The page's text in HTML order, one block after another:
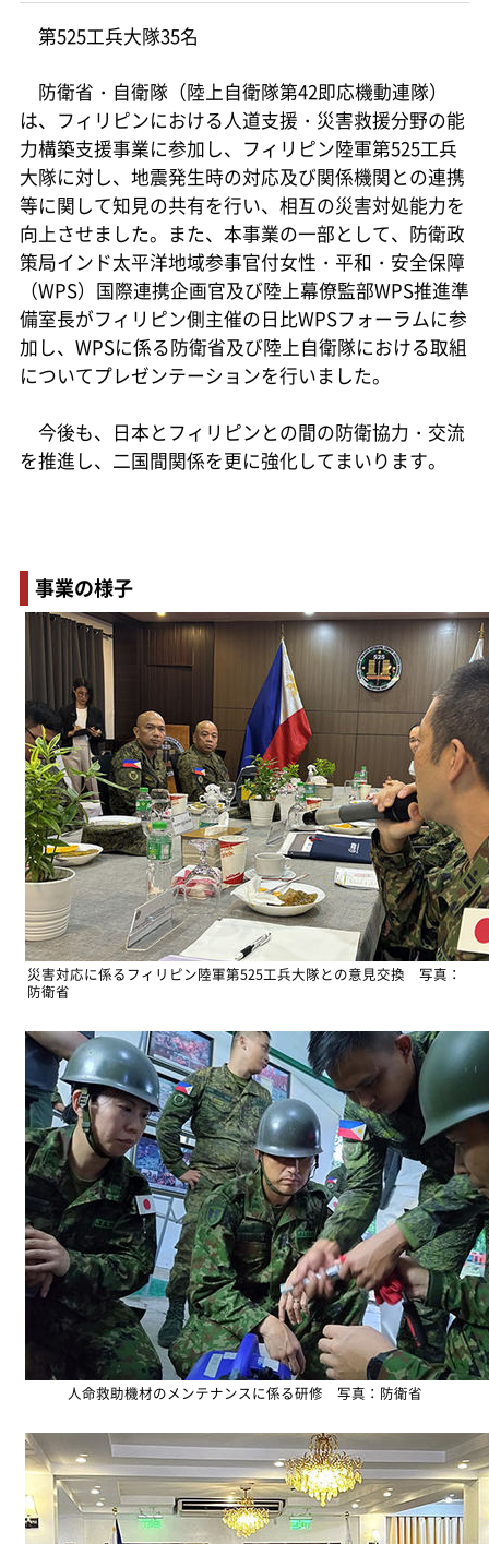
第525工兵大隊35名
防衛省・自衛隊（陸上自衛隊第42即応機動連隊）
は、フィリピンにおける人道支援・災害救援分野の能
力構築支援事業に参加し、フィリピン陸軍第525工兵
大隊に対し、地震発生時の対応及び関係機関との連携
等に関して知見の共有を行い、相互の災害対処能力を
向上させました。また、本事業の一部として、防衛政
策局インド太平洋地域参事官付女性・平和・安全保障
（WPS）国際連携企画官及び陸上幕僚監部WPS推進準
備室長がフィリピン側主催の日比WPSフォーラムに参
加し、WPSに係る防衛省及び陸上自衛隊における取組
についてプレゼンテーションを行いました。
今後も、日本とフィリピンとの間の防衛協力・交流
を推進し、二国間関係を更に強化してまいります。
事業の様子
災害対応に係るフィリピン陸軍第525工兵大隊との意見交換 写真：
防衛省
人命救助機材のメンテナンスに係る研修 写真：防衛省